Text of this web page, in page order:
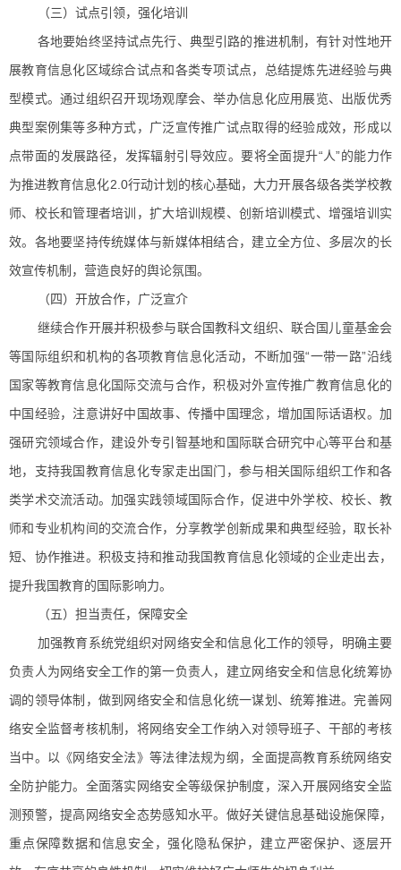
（三）试点引领，强化培训
各地要始终坚持试点先行、典型引路的推进机制，有针对性地开
展教育信息化区域综合试点和各类专项试点，总结提炼先进经验与典
型模式。通过组织召开现场观摩会、举办信息化应用展览、出版优秀
典型案例集等多种方式，广泛宣传推广试点取得的经验成效，形成以
点带面的发展路径，发挥辐射引导效应。要将全面提升“人”的能力作
为推进教育信息化2.0行动计划的核心基础，大力开展各级各类学校教
师、校长和管理者培训，扩大培训规模、创新培训模式、增强培训实
效。各地要坚持传统媒体与新媒体相结合，建立全方位、多层次的长
效宣传机制，营造良好的舆论氛围。
（四）开放合作，广泛宣介
继续合作开展并积极参与联合国教科文组织、联合国儿童基金会
等国际组织和机构的各项教育信息化活动，不断加强“一带一路”沿线
国家等教育信息化国际交流与合作，积极对外宣传推广教育信息化的
中国经验，注意讲好中国故事、传播中国理念，增加国际话语权。加
强研究领域合作，建设外专引智基地和国际联合研究中心等平台和基
地，支持我国教育信息化专家走出国门，参与相关国际组织工作和各
类学术交流活动。加强实践领域国际合作，促进中外学校、校长、教
师和专业机构间的交流合作，分享教学创新成果和典型经验，取长补
短、协作推进。积极支持和推动我国教育信息化领域的企业走出去，
提升我国教育的国际影响力。
（五）担当责任，保障安全
加强教育系统党组织对网络安全和信息化工作的领导，明确主要
负责人为网络安全工作的第一负责人，建立网络安全和信息化统筹协
调的领导体制，做到网络安全和信息化统一谋划、统筹推进。完善网
络安全监督考核机制，将网络安全工作纳入对领导班子、干部的考核
当中。以《网络安全法》等法律法规为纲，全面提高教育系统网络安
全防护能力。全面落实网络安全等级保护制度，深入开展网络安全监
测预警，提高网络安全态势感知水平。做好关键信息基础设施保障，
重点保障数据和信息安全，强化隐私保护，建立严密保护、逐层开